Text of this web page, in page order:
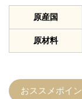
原産国
原材料
おススメポイン